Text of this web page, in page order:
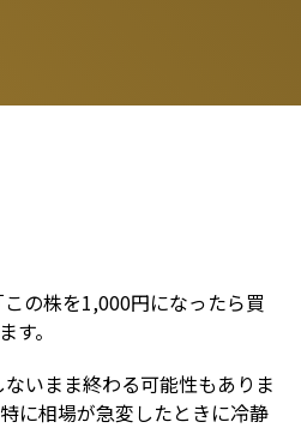
の株を1,000円になったら買
。
いまま終わる可能性もありま
に相場が急変したときに冷静